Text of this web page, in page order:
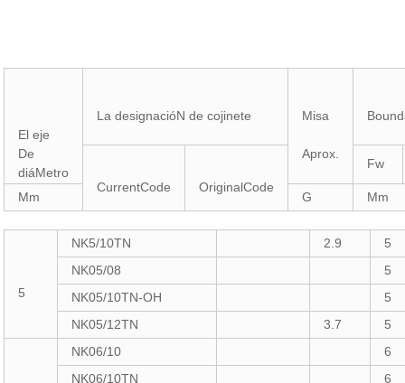
El eje
De
diáMetro
La designacióN de cojinete Misa
Aprox.
CurrentCode OriginalCode
Fw
Mm G Mm
5
NK5/10TN 2.9
5
NK05/08
5
NK05/10TN-OH
5
NK05/12TN
3.7 5
NK06/10
6
NK06/10TN
6